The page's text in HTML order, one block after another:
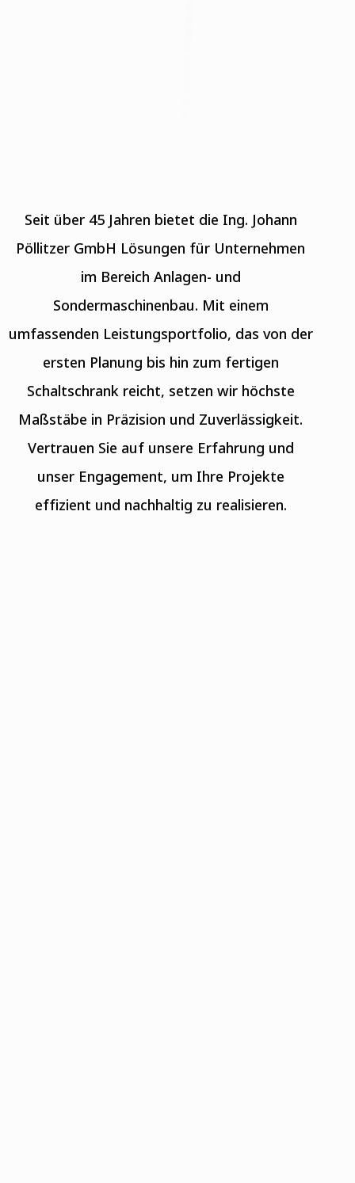
Seit über 45 Jahren bietet die Ing. Johann
Pöllitzer GmbH Lösungen für Unternehmen
im Bereich Anlagen- und
Sondermaschinenbau. Mit einem
umfassenden Leistungsportfolio, das von der
ersten Planung bis hin zum fertigen
Schaltschrank reicht, setzen wir höchste
Maßstäbe in Präzision und Zuverlässigkeit.
Vertrauen Sie auf unsere Erfahrung und
unser Engagement, um Ihre Projekte
effizient und nachhaltig zu realisieren.